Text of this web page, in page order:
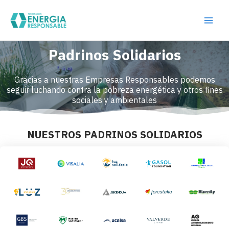
contenido
Padrinos Solidarios
Gracias a nuestras Empresas Responsables podemos
seguir luchando contra la pobreza energética y otros fines
sociales y ambientales
NUESTROS PADRINOS SOLIDARIOS